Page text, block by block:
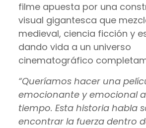
filme apuesta por una
visual gigantesca que
medieval, ciencia ficción y
dando vida a un universo
cinematográfico
“Queríamos hacer una
emocionante y emocional
tiempo. Esta historia habla
encontrar la fuerza dentro